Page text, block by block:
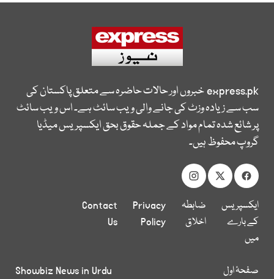
express.pkخبروں اور حالات حاضرہ سے متعلق پاکستان کی
سب سے زیادہ وزٹ کی جانے والی ویب سائٹ ہے۔ اس ویب سائٹ
پر شائع شدہ تمام مواد کے جملہ حقوق بحق ایکسپریس میڈیا
گروپ محفوظ ہیں۔
ایکسپریس
کے بارے
میں
ضابطہ
اخلاق
Privacy
Policy
Contact
Us
صفحۂ اول
Showbiz News in Urdu